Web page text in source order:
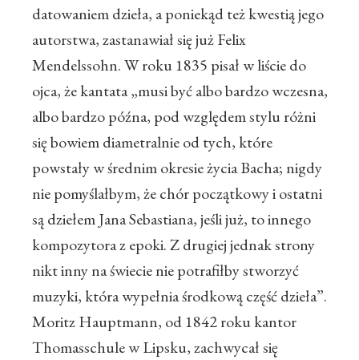
datowaniem dzieła, a poniekąd też kwestią jego
autorstwa, zastanawiał się już Felix
Mendelssohn. W roku 1835 pisał w liście do
ojca, że kantata „musi być albo bardzo wczesna,
albo bardzo późna, pod względem stylu różni
się bowiem diametralnie od tych, które
powstały w średnim okresie życia Bacha; nigdy
nie pomyślałbym, że chór początkowy i ostatni
są dziełem Jana Sebastiana, jeśli już, to innego
kompozytora z epoki. Z drugiej jednak strony
nikt inny na świecie nie potrafiłby stworzyć
muzyki, która wypełnia środkową część dzieła”.
Moritz Hauptmann, od 1842 roku kantor
Thomasschule w Lipsku, zachwycał się